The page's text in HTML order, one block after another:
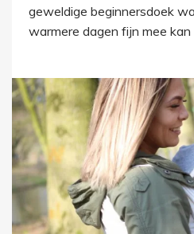
geweldige beginnersdoek
warmere dagen fijn mee kan